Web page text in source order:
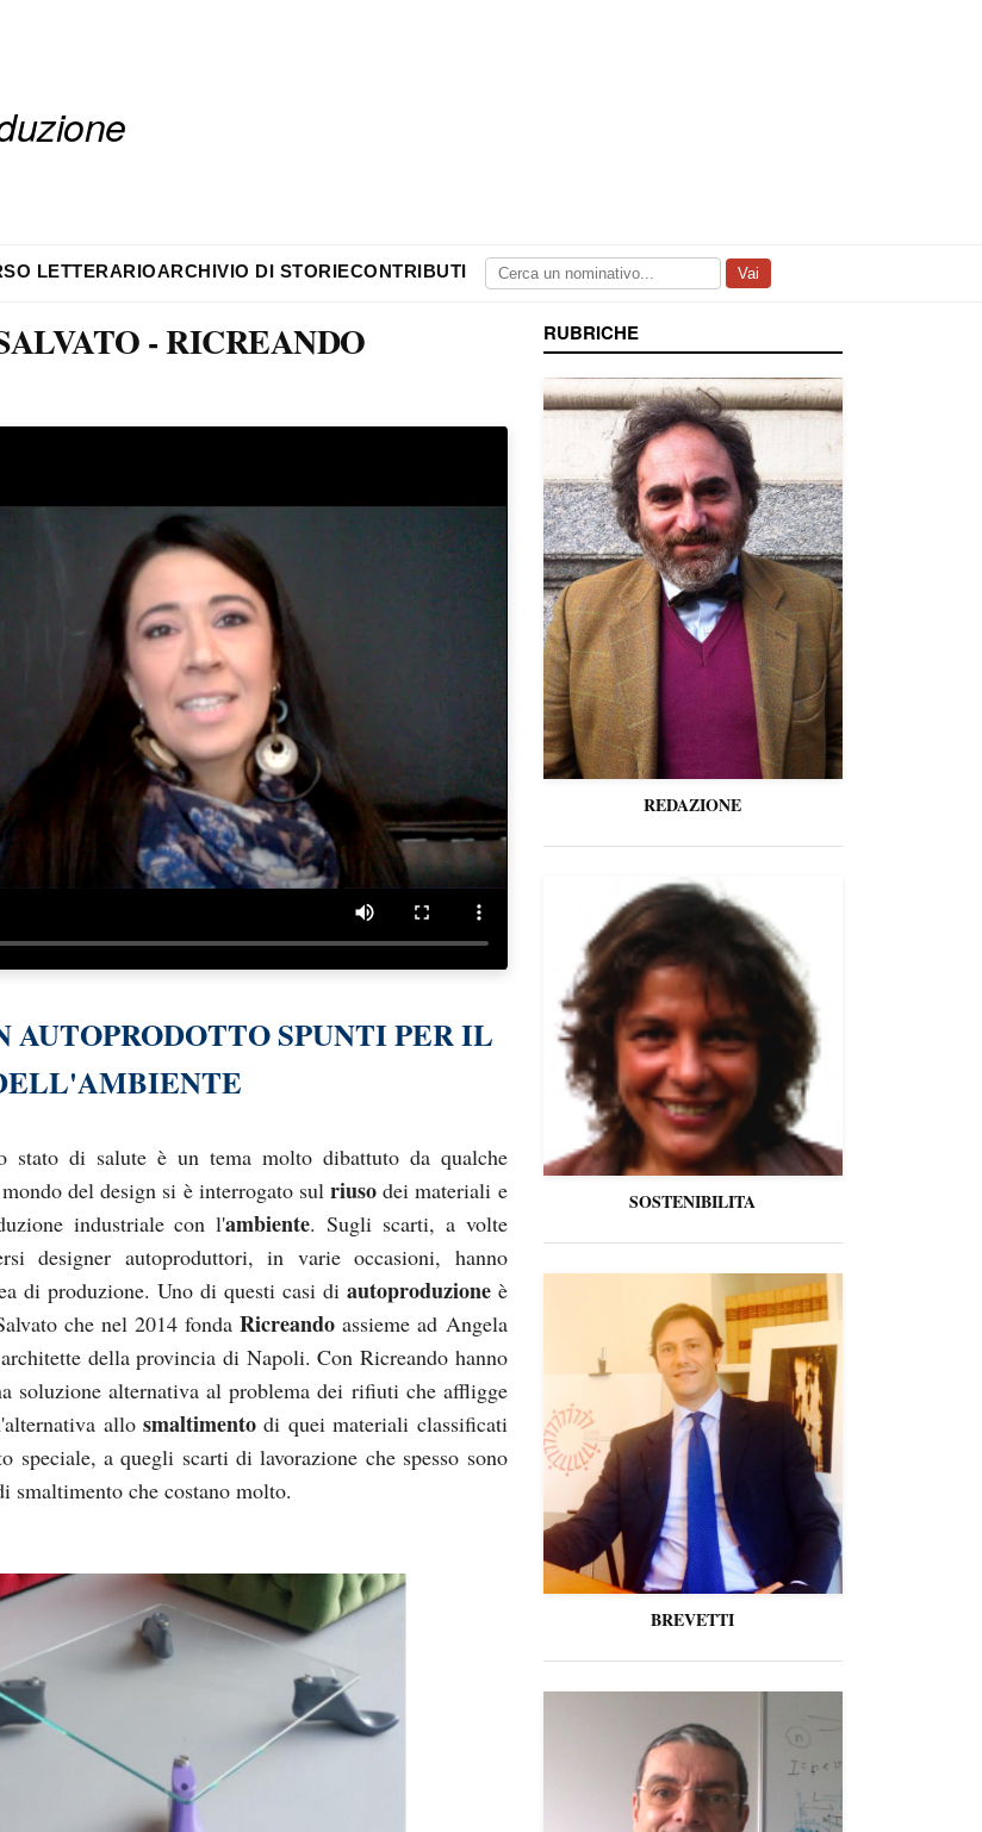
LETTERARIOARCHIVIO DI STORIECONTRIBUTI Vai
- RICREANDO
AUTOPRODOTTO SPUNTI PER IL
stato di salute è un tema molto dibattuto da qualche
del design si è interrogato sulriuso dei materiali e
industriale con l'ambiente. Sugli scarti, a volte
designer autoproduttori, in varie occasioni, hanno
di produzione. Uno di questi casi di autoproduzioneè
che nel 2014 fondaRicreando assieme ad Angela
della provincia di Napoli. Con Ricreando hanno
soluzione alternativa al problema dei rifiuti che affligge
allosmaltimento di quei materiali classificati
speciale, a quegli scarti di lavorazione che spesso sono
smaltimento che costano molto.
RUBRICHE
REDAZIONE
SOSTENIBILITA
BREVETTI